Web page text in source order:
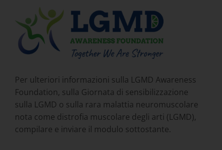
Per ulteriori informazioni sulla LGMD Awareness
Foundation, sulla Giornata di sensibilizzazione
sulla LGMD o sulla rara malattia neuromuscolare
nota come distrofia muscolare degli arti (LGMD),
compilare e inviare il modulo sottostante.